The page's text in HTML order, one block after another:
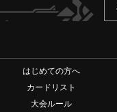
はじめての方へ
カードリスト
大会ルール